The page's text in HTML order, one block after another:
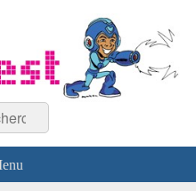
: